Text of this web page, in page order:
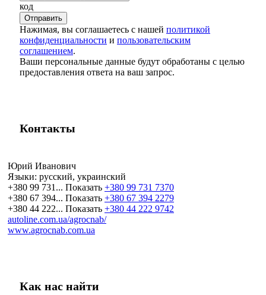
код
Нажимая, вы соглашаетесь с нашей политикой
конфиденциальности и пользовательским
соглашением.
Ваши персональные данные будут обработаны с целью
предоставления ответа на ваш запрос.
Контакты
Юрий Иванович
Языки: русский, украинский
+380 99 731... Показать +380 99 731 7370
+380 67 394... Показать +380 67 394 2279
+380 44 222... Показать +380 44 222 9742
autoline.com.ua/agrocnab/
www.agrocnab.com.ua
Как нас найти